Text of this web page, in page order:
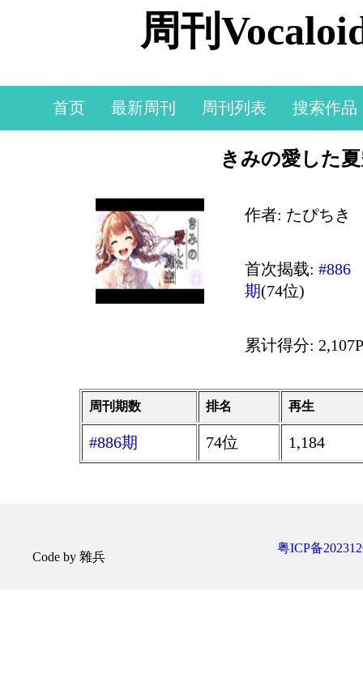
周刊
首页 最新周刊 周刊列表 搜索作品
きみの愛した
作者: たぴちき
首次揭载: #886
期(74位)
累计得分:
周刊期数 排名 再生
#886期 74位 1,184
Code by 雜兵
粤ICP备